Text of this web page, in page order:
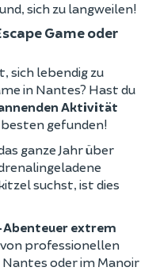
sich zu langweilen!
Game oder
sich lebendig zu
in Nantes? Hast du
Aktivität
besten gefunden!
ganze Jahr über
suchst, ist dies
extrem
professionellen
oder im Manoir